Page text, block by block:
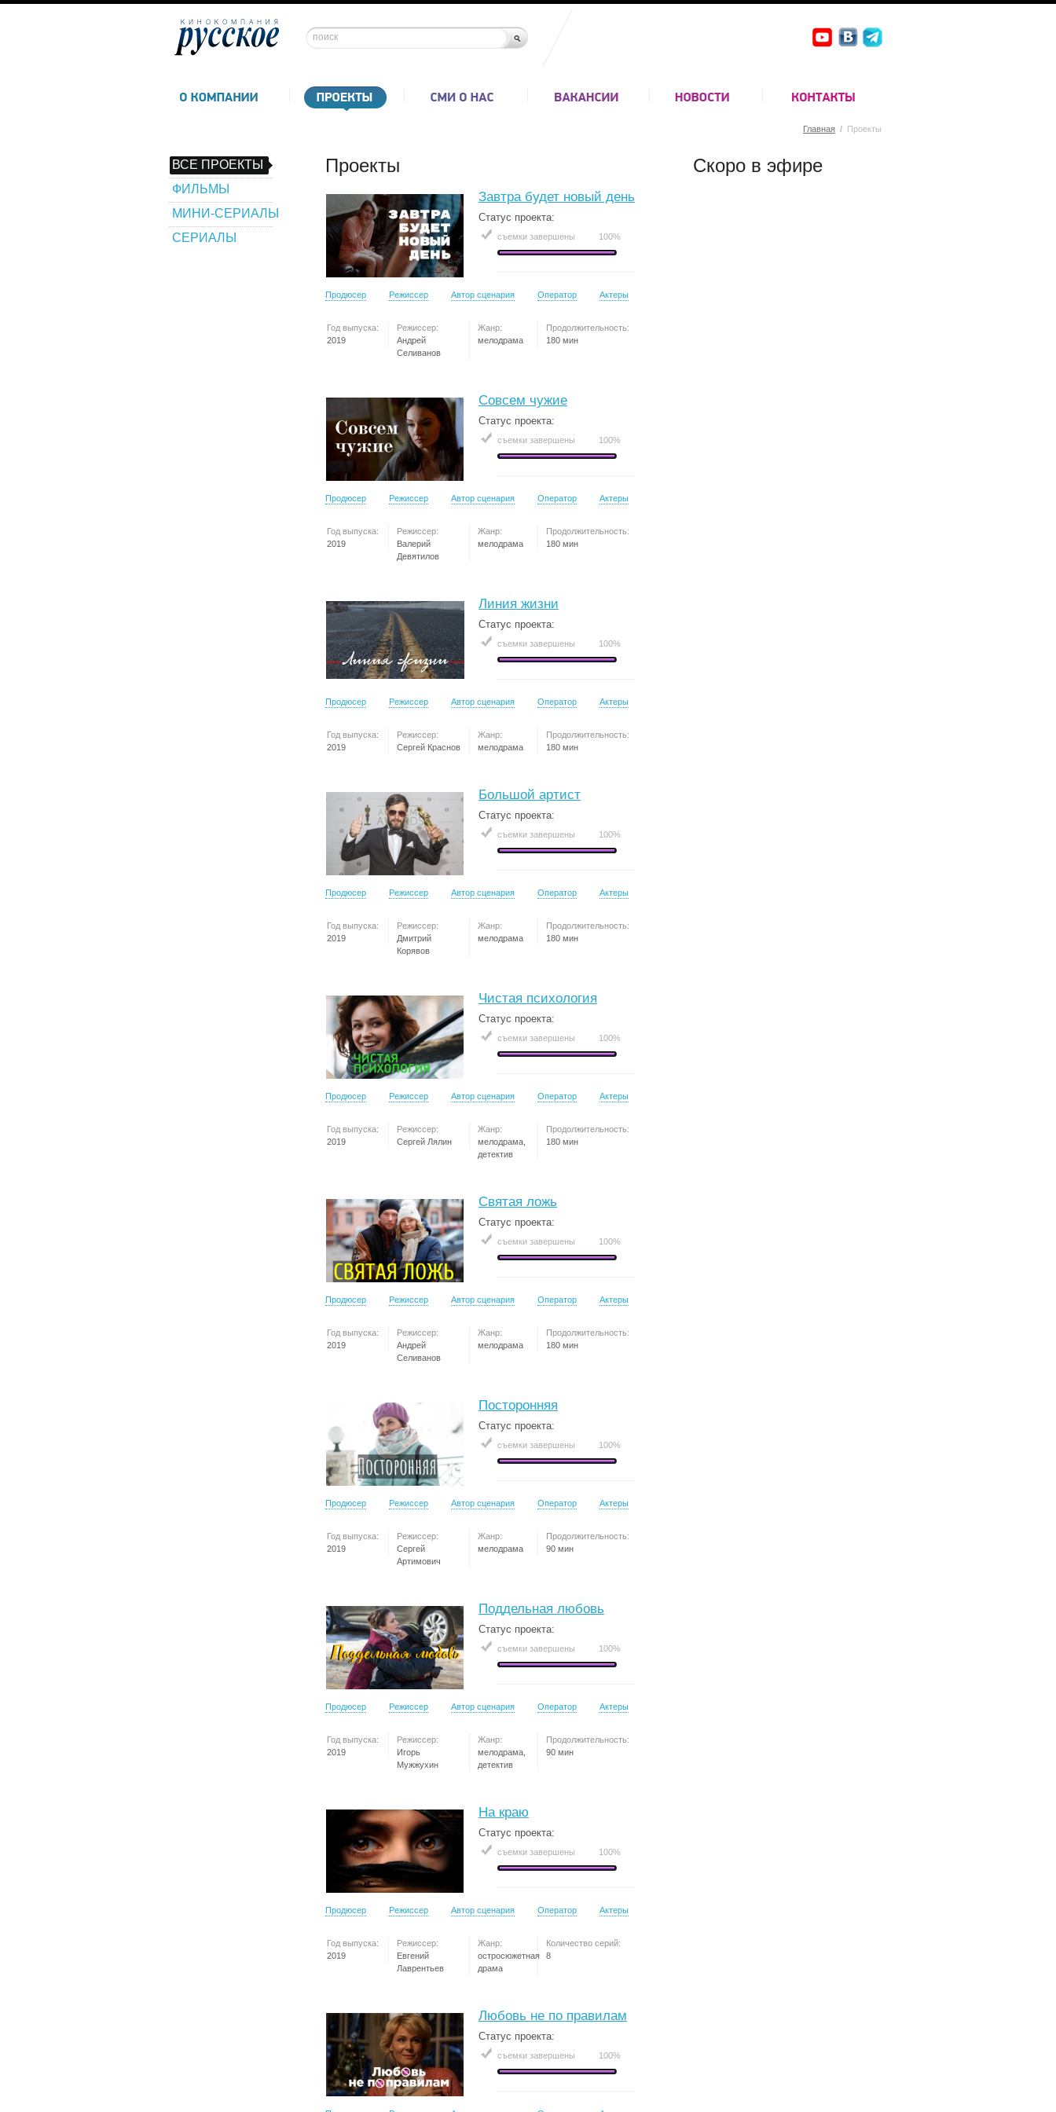
Главная / Проекты
ВСЕ ПРОЕКТЫ
ФИЛЬМЫ
МИНИ-СЕРИАЛЫ
СЕРИАЛЫ
Проекты
Завтра будет новый день
Статус проекта:
съемки завершены 100%
Продюсер Режиссер Автор сценария Оператор Актеры
Год выпуска:
2019
Режиссер:
Андрей
Селиванов
Жанр:
мелодрама
Продолжительность:
180 мин
Совсем чужие
Статус проекта:
съемки завершены 100%
Продюсер Режиссер Автор сценария Оператор Актеры
Год выпуска:
2019
Режиссер:
Валерий
Девятилов
Жанр:
мелодрама
Продолжительность:
180 мин
Линия жизни
Статус проекта:
съемки завершены 100%
Продюсер Режиссер Автор сценария Оператор Актеры
Год выпуска:
2019
Режиссер:
Сергей Краснов
Жанр:
мелодрама
Продолжительность:
180 мин
Большой артист
Статус проекта:
съемки завершены 100%
Продюсер Режиссер Автор сценария Оператор Актеры
Год выпуска:
2019
Режиссер:
Дмитрий
Корявов
Жанр:
мелодрама
Продолжительность:
180 мин
Чистая психология
Статус проекта:
съемки завершены 100%
Продюсер Режиссер Автор сценария Оператор Актеры
Год выпуска:
2019
Режиссер:
Сергей Лялин
Жанр:
мелодрама,
детектив
Продолжительность:
180 мин
Святая ложь
Статус проекта:
съемки завершены 100%
Продюсер Режиссер Автор сценария Оператор Актеры
Год выпуска:
2019
Режиссер:
Андрей
Селиванов
Жанр:
мелодрама
Продолжительность:
180 мин
Посторонняя
Статус проекта:
съемки завершены 100%
Продюсер Режиссер Автор сценария Оператор Актеры
Год выпуска:
2019
Режиссер:
Сергей
Артимович
Жанр:
мелодрама
Продолжительность:
90 мин
Поддельная любовь
Статус проекта:
съемки завершены 100%
Продюсер Режиссер Автор сценария Оператор Актеры
Год выпуска:
2019
Режиссер:
Игорь
Мужжухин
Жанр:
мелодрама,
детектив
Продолжительность:
90 мин
На краю
Статус проекта:
съемки завершены 100%
Продюсер Режиссер Автор сценария Оператор Актеры
Год выпуска:
2019
Режиссер:
Евгений
Лаврентьев
Жанр:
остросюжетная
драма
Количество серий:
8
Любовь не по правилам
Статус проекта:
съемки завершены 100%
Скоро в эфире